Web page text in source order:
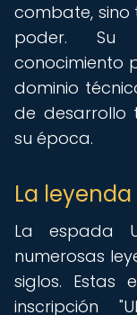
combate,
poder. Su
conocimiento
dominio
de desarrollo
su época.
La
La espada
numerosas
siglos. Estas
inscripción